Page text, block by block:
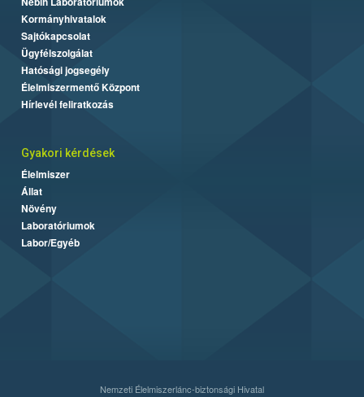
Kormányhivatalok
Sajtókapcsolat
Ügyfélszolgálat
Hatósági jogsegély
Élelmiszermentő Központ
Hírlevél feliratkozás
Gyakori kérdések
Élelmiszer
Állat
Növény
Laboratóriumok
Labor/Egyéb
Nemzeti Élelmiszerlánc-biztonsági Hivatal